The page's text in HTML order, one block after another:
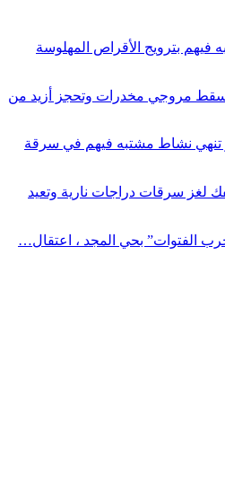
فيهم بترويج الأقراص المهلوسة
تسقط مروجي مخدرات وتحجز أزيد من
تنهي نشاط مشتبه فيهم في سرقة
لغز سرقات دراجات نارية وتعيد
الفتوات” بحي المجد ، اعتقال…